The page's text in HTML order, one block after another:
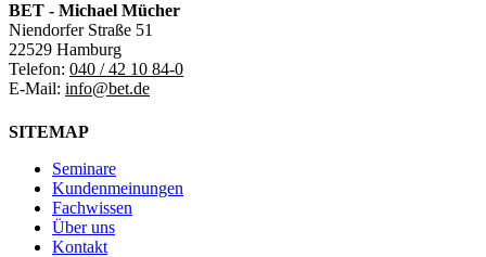
BET - Michael Mücher
Niendorfer Straße 51
22529 Hamburg
Telefon: 040 / 42 10 84-0
E-Mail: info@bet.de
SITEMAP
Seminare
Kundenmeinungen
Fachwissen
Über uns
Kontakt